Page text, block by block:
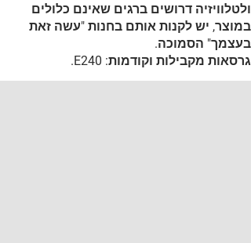
ולטלוויזיה דרושים ברגים שאינם כלולים
במוצר, יש לקנות אותם בחנות "עשה זאת
בעצמך" הסמוכה.
גרסאות מקבילות וקודמות: E240.